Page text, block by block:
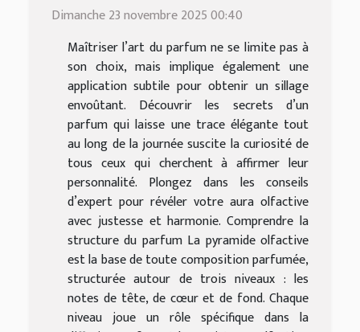
Dimanche 23 novembre 2025 00:40
Maîtriser l’art du parfum ne se limite pas à
son choix, mais implique également une
application subtile pour obtenir un sillage
envoûtant. Découvrir les secrets d’un
parfum qui laisse une trace élégante tout
au long de la journée suscite la curiosité de
tous ceux qui cherchent à affirmer leur
personnalité. Plongez dans les conseils
d’expert pour révéler votre aura olfactive
avec justesse et harmonie. Comprendre la
structure du parfum La pyramide olfactive
est la base de toute composition parfumée,
structurée autour de trois niveaux : les
notes de tête, de cœur et de fond. Chaque
niveau joue un rôle spécifique dans la